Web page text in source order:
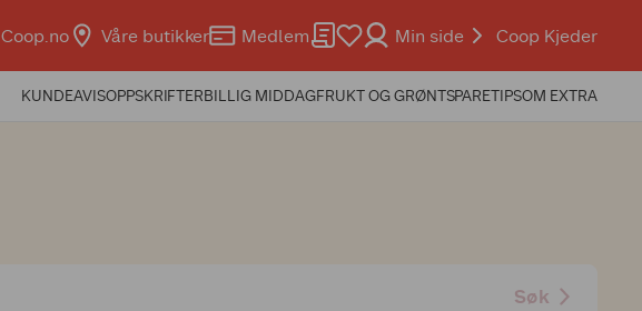
Coop.no Våre butikker Medlem Min side Coop Kjeder
KUNDEAVISOPPSKRIFTERBILLIG MIDDAGFRUKT OG GRØNTSPARETIPSOM EXTRA
Søk